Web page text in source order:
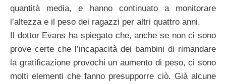
quantità media, e hanno continuato a monitorare
l’altezza e il peso dei ragazzi per altri quattro anni.
Il dottor Evans ha spiegato che, anche se non ci sono
prove certe che l’incapacità dei bambini di rimandare
la gratificazione provochi un aumento di peso, ci sono
molti elementi che fanno presupporre ciò. Già alcune